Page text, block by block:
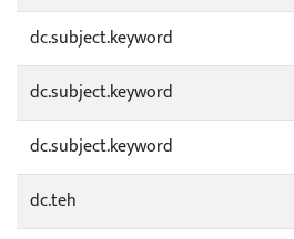
dc.subject.keyword
dc.subject.keyword
dc.subject.keyword
dc.teh